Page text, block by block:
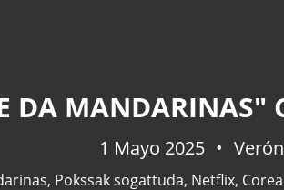
DA MANDARINAS"
1 Mayo 2025
, Pokssak sogattuda, Netflix,